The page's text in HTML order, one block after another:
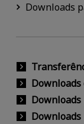
Downloads
Downloads
Downloads